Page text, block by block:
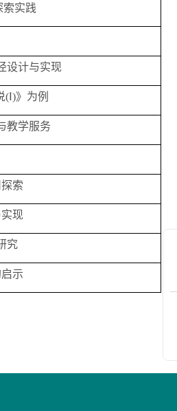
索实践
设计与实现
(Ⅰ)》为例
教学服务
索
现
究
示